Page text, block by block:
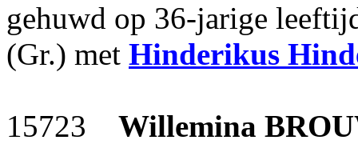
gehuwd op 36-jarige
(Gr.) met Hinderikus
15723 Willemina